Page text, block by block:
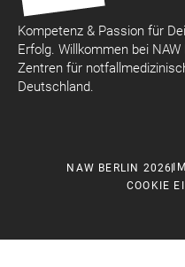
Kompetenz & Passion für
Erfolg. Willkommen bei
Zentren für
Deutschland.
NAW BERLIN 2026
COOKIE